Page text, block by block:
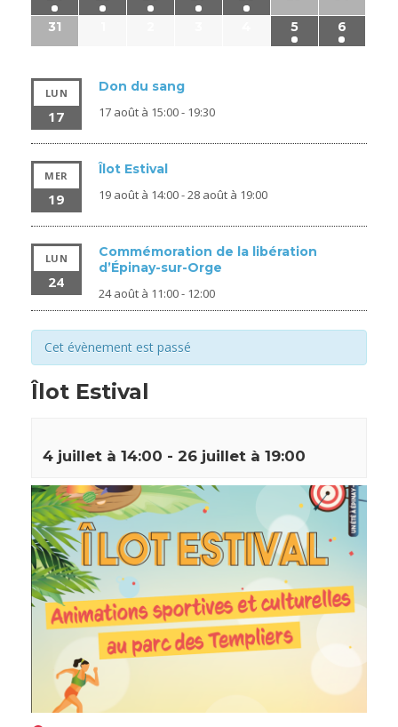
31
5 6
LUN
17
Don du sang
17 août à 15:00- 19:30
MER
19
Îlot Estival
19 août à 14:00-28 août à 19:00
LUN
24
Commémoration de la libération
d’Épinay-sur-Orge
24 août à 11:00- 12:00
Cet évènement est passé
Îlot Estival
4 juillet à 14:00 - 26 juillet à 19:00